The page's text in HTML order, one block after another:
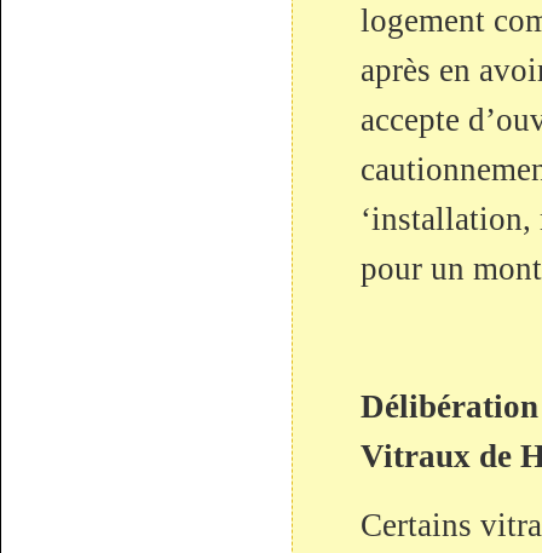
logement
après en
accepte
‘installation,
pour un
Vitraux de
Certains